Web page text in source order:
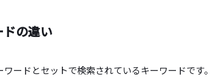
の違い
ードとセットで検索されているキーワードです。